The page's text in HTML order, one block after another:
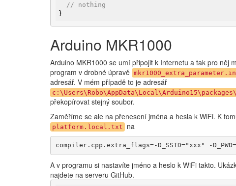
// nothing
}
Arduino MKR1000
Arduino MKR1000 se umí připojit k Internetu a tak pro něj
program v drobné úpravě
adresář. V mém případě to je adresář
překopírovat stejný soubor.
Zaměříme se ale na přenesení jména a hesla k WiFi. K
platform.local.txt na
compiler.cpp.extra_flags=-D_SSID="xxx" -
A v programu si nastavíte jméno a heslo k WiFi takto.
najdete na serveru GitHub.